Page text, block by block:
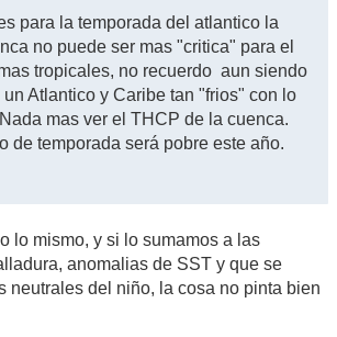
para la temporada del atlantico la
no puede ser mas "critica" para el
tropicales, no recuerdo aun siendo
un Atlantico y Caribe tan "frios" con lo
mas ver el THCP de la cuenca.
de temporada será pobre este año.
lo mismo, y si lo sumamos a las
anomalias de SST y que se
neutrales del niño, la cosa no pinta bien